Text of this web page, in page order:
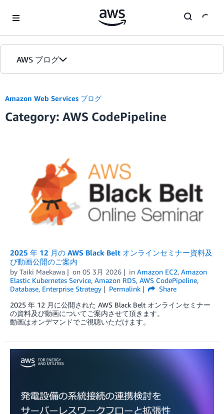
AWS ブログ
カテゴリ
Amazon Web Services ブログ
Category: AWS CodePipeline
2025 年 12 月の AWS Black Belt オンラインセミナー資料及
び動画公開のご案内
by Taiki Maekawa on 05 3月 2026 in Amazon EC2, Amazon
Elastic Kubernetes Service, Amazon RDS, AWS CodePipeline,
Database, Enterprise Strategy Permalink
Share
2025 年 12 月に公開された AWS Black Belt オンラインセミナー
の資料及び動画についてご案内させて頂きます。
動画はオンデマンドでご視聴いただけます。